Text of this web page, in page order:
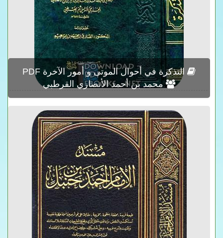
التذكرة في أحوال الموتى و أمور الآخرة PDF
محمد بن أحمد الأنصاري القرطبي